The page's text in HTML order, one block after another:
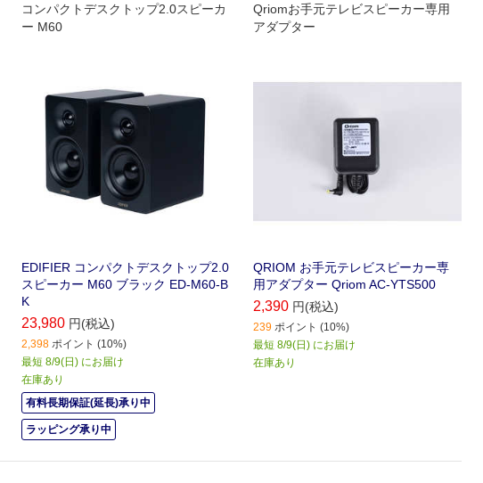
コンパクトデスクトップ2.0スピーカ
ー M60
EDIFIER コンパクトデスクトップ2.0
スピーカー M60 ブラック ED-M60-B
K
23,980 円(税込)
2,398 ポイント (10%)
最短 8/9(日) にお届け
在庫あり
有料長期保証(延長)承り中
ラッピング承り中
Qriomお手元テレビスピーカー専用
アダプター
QRIOM お手元テレビスピーカー専
用アダプター Qriom AC-YTS500
2,390 円(税込)
239 ポイント (10%)
最短 8/9(日) にお届け
在庫あり